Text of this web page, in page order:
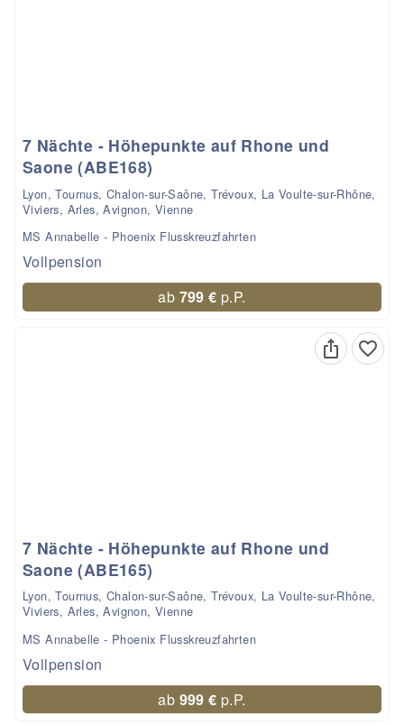
7 Nächte - Höhepunkte auf Rhone und
Saone (ABE168)
Lyon, Tournus, Chalon-sur-Saône, Trévoux, La Voulte-sur-Rhône,
Viviers, Arles, Avignon, Vienne
MS Annabelle - Phoenix Flusskreuzfahrten
Vollpension
ab 799 € p.P.
7 Nächte - Höhepunkte auf Rhone und
Saone (ABE165)
Lyon, Tournus, Chalon-sur-Saône, Trévoux, La Voulte-sur-Rhône,
Viviers, Arles, Avignon, Vienne
MS Annabelle - Phoenix Flusskreuzfahrten
Vollpension
ab 999 € p.P.